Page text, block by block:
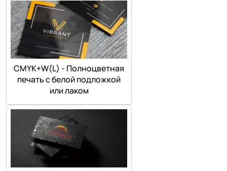
СMYK+W(L) - Полноцветная
печать с белой подложкой
или лаком